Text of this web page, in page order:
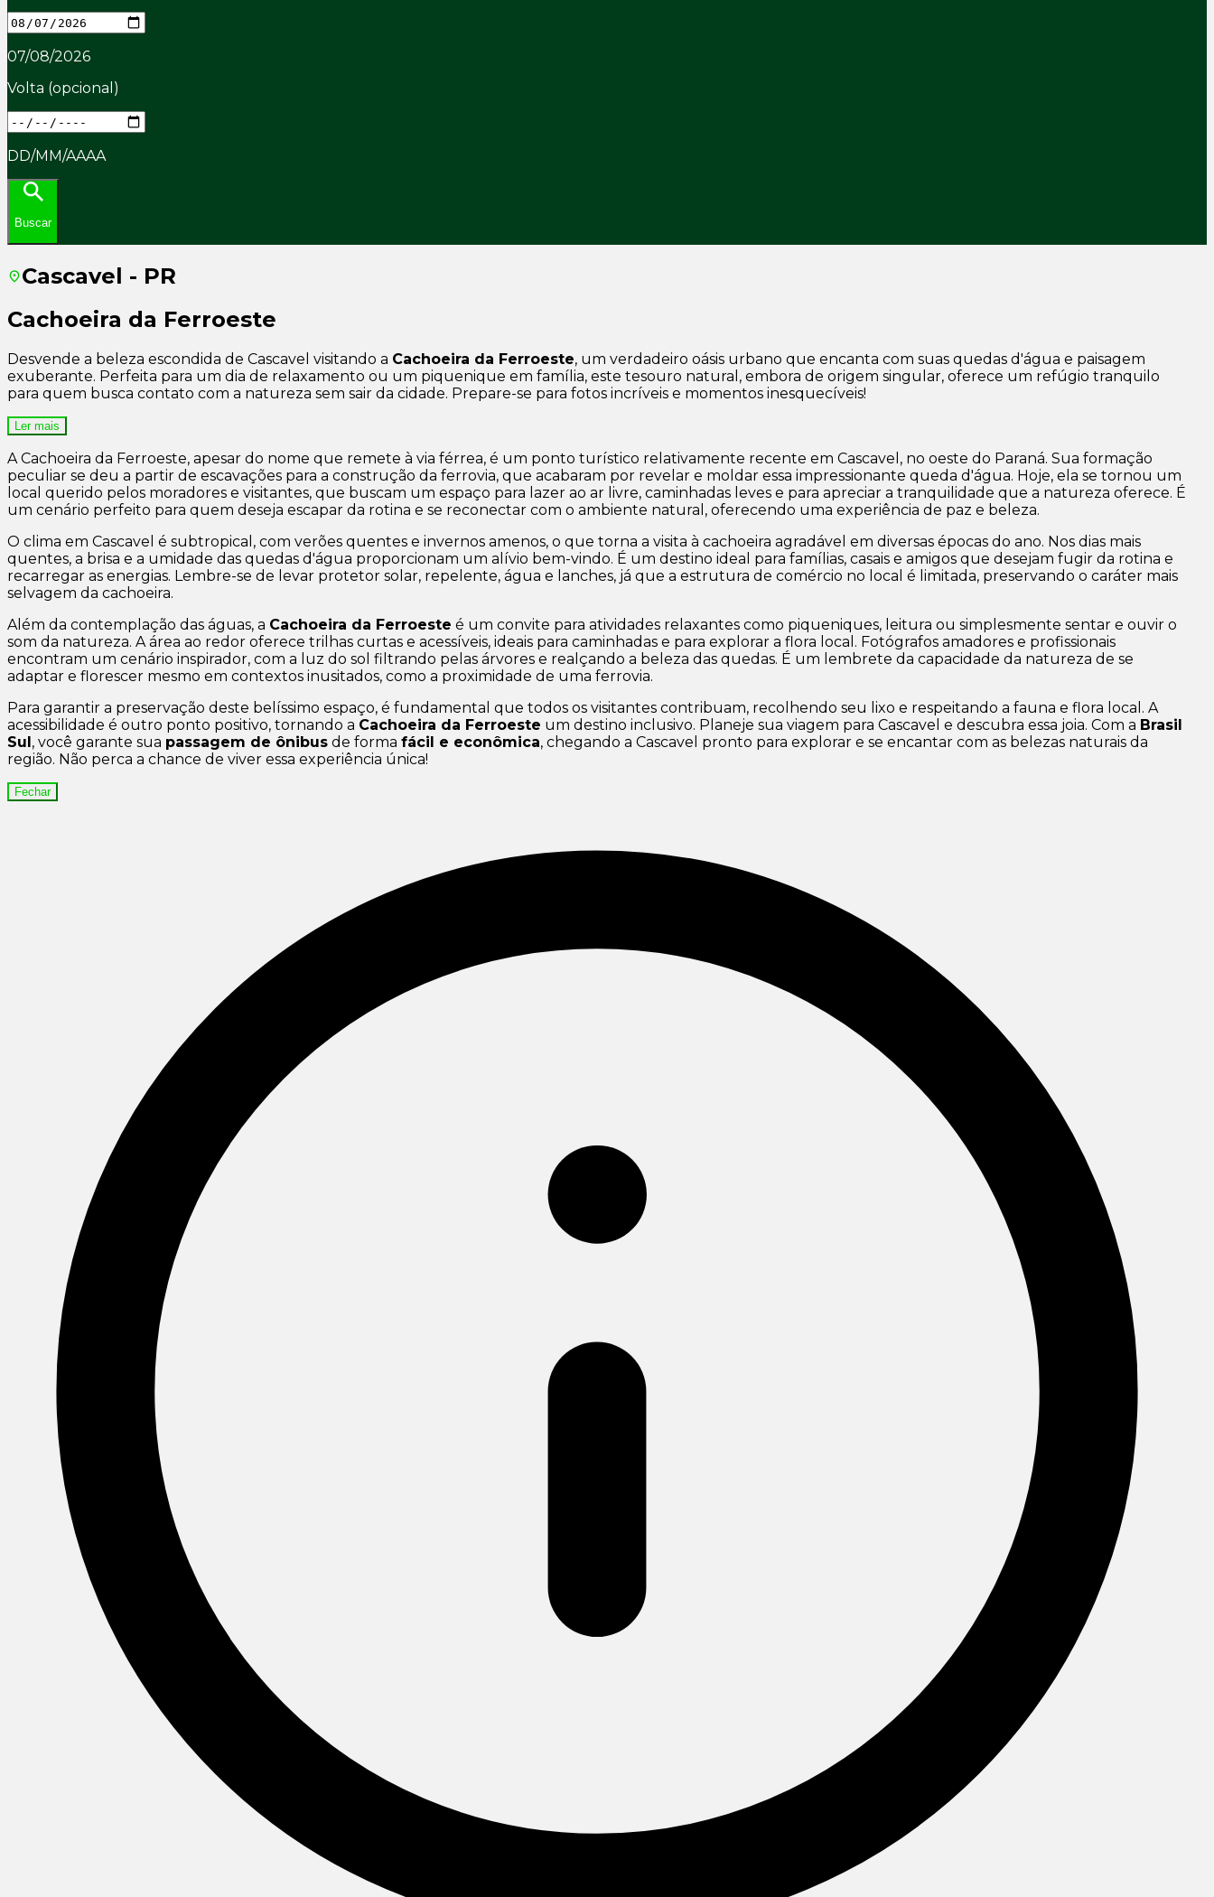
07/08/2026
Volta (opcional)
DD/MM/AAAA
Buscar
Cascavel - PR
Cachoeira da Ferroeste
Desvende a beleza escondida de Cascavel visitando a Cachoeira da Ferroeste, um verdadeiro oásis urbano que encanta com suas quedas d'água e paisagem
exuberante. Perfeita para um dia de relaxamento ou um piquenique em família, este tesouro natural, embora de origem singular, oferece um refúgio tranquilo
para quem busca contato com a natureza sem sair da cidade. Prepare-se para fotos incríveis e momentos inesquecíveis!
Ler mais
A Cachoeira da Ferroeste, apesar do nome que remete à via férrea, é um ponto turístico relativamente recente em Cascavel, no oeste do Paraná. Sua formação
peculiar se deu a partir de escavações para a construção da ferrovia, que acabaram por revelar e moldar essa impressionante queda d'água. Hoje, ela se tornou um
local querido pelos moradores e visitantes, que buscam um espaço para lazer ao ar livre, caminhadas leves e para apreciar a tranquilidade que a natureza oferece. É
um cenário perfeito para quem deseja escapar da rotina e se reconectar com o ambiente natural, oferecendo uma experiência de paz e beleza.
O clima em Cascavel é subtropical, com verões quentes e invernos amenos, o que torna a visita à cachoeira agradável em diversas épocas do ano. Nos dias mais
quentes, a brisa e a umidade das quedas d'água proporcionam um alívio bem-vindo. É um destino ideal para famílias, casais e amigos que desejam fugir da rotina e
recarregar as energias. Lembre-se de levar protetor solar, repelente, água e lanches, já que a estrutura de comércio no local é limitada, preservando o caráter mais
selvagem da cachoeira.
Além da contemplação das águas, a Cachoeira da Ferroeste é um convite para atividades relaxantes como piqueniques, leitura ou simplesmente sentar e ouvir o
som da natureza. A área ao redor oferece trilhas curtas e acessíveis, ideais para caminhadas e para explorar a flora local. Fotógrafos amadores e profissionais
encontram um cenário inspirador, com a luz do sol filtrando pelas árvores e realçando a beleza das quedas. É um lembrete da capacidade da natureza de se
adaptar e florescer mesmo em contextos inusitados, como a proximidade de uma ferrovia.
Para garantir a preservação deste belíssimo espaço, é fundamental que todos os visitantes contribuam, recolhendo seu lixo e respeitando a fauna e flora local. A
acessibilidade é outro ponto positivo, tornando a Cachoeira da Ferroeste um destino inclusivo. Planeje sua viagem para Cascavel e descubra essa joia. Com a Brasil
Sul , você garante sua passagem de ônibus de forma fácil e econômica, chegando a Cascavel pronto para explorar e se encantar com as belezas naturais da
região. Não perca a chance de viver essa experiência única!
Fechar